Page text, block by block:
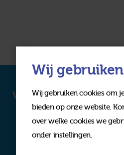
Volg ons op social
Wij
Wij gebruiken cookies om
bieden op onze website.
over welke cookies we
onder instellingen.